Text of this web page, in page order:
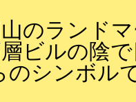
山のランド
ビルの陰
のシンボル